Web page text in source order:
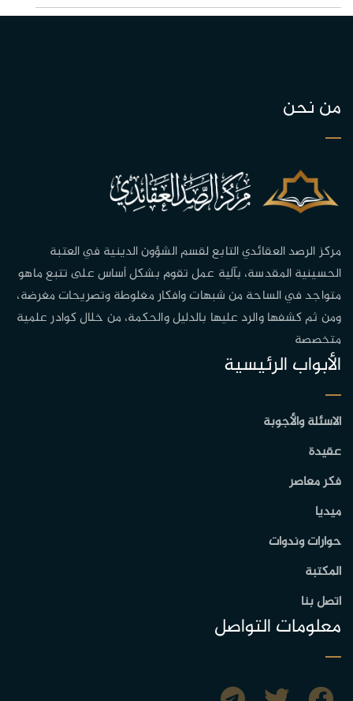
من نحن
مركز الرصد العقائدي التابع لقسم الشؤون الدينية في العتبة
الحسينية المقدسة، بآلية عمل تقوم بشكل أساس على تتبع ماهو
متواجد في الساحة من شبهات وافكار مغلوطة وتصريحات مغرضة،
ومن ثم كشفها والرد عليها بالدليل والحكمة، من خلال كوادر علمية
متخصصة
الأبواب الرئيسية
الاسئلة والأجوبة
عقيدة
فكر معاصر
ميديا
حوارات وندوات
المكتبة
اتصل بنا
معلومات التواصل